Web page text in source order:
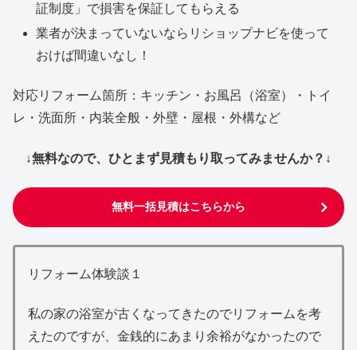
証制度」で損害を保証してもらえる
業者が決まっていないならリショップナビを使って
おけば間違いなし！
対応リフォーム箇所：キッチン・お風呂（浴室）・トイ
レ・洗面所・内装全般・外壁・屋根・外構など
↓無料なので、ひとまず見積もり取ってみませんか？↓
無料一括見積はこちらから
リフォーム体験談１
私の家の浴室が古くなってきたのでリフォームを考
えたのですが、金銭的にあまり余裕がなかったので